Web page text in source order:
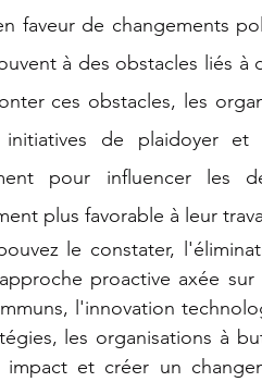
faveur de changements
à des obstacles liés
ces obstacles, les
de plaidoyer
pour influencer les
plus favorable à leur
le constater,
proactive axée
l'innovation
les organisations à
impact et créer un